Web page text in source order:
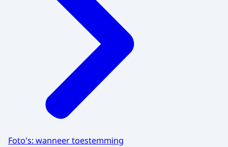
Foto's: wanneer toestemming